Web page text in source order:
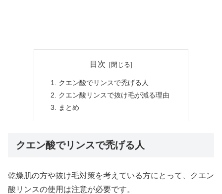
目次
クエン酸でリンスで禿げる人
クエン酸リンスで抜け毛が減る理由
まとめ
クエン酸でリンスで禿げる人
乾燥肌の方や抜け毛対策を考えている方にとって、クエン
酸リンスの使用は注意が必要です。